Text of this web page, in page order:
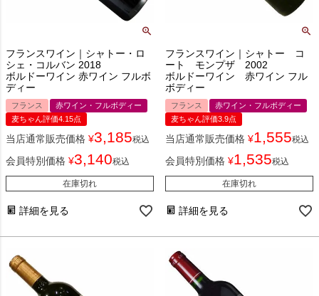
フランスワイン｜シャトー・ロ
シェ・コルバン 2018
ボルドーワイン 赤ワイン フルボ
ディー
フランス
赤ワイン・フルボディー
麦ちゃん評価4.15点
当店通常販売価格 ¥3,185税込
会員特別価格 ¥3,140税込
在庫切れ
詳細を見る
フランスワイン｜シャトー コ
ート モンプザ 2002
ボルドーワイン 赤ワイン フル
ボディー
フランス
赤ワイン・フルボディー
麦ちゃん評価3.9点
当店通常販売価格 ¥1,555税込
会員特別価格 ¥1,535税込
在庫切れ
詳細を見る